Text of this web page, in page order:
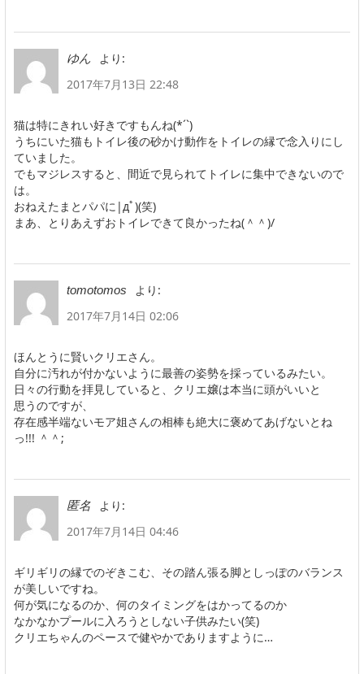
ゆん
より:
2017年7月13日 22:48
猫は特にきれい好きですもんね(*´`)
うちにいた猫もトイレ後の砂かけ動作をトイレの縁で念入りにし
ていました。
でもマジレスすると、間近で見られてトイレに集中できないので
は。
おねえたまとパパに|дﾟ)(笑)
まあ、とりあえずおトイレできて良かったね(＾＾)/
tomotomos
より:
2017年7月14日 02:06
ほんとうに賢いクリエさん。
自分に汚れが付かないように最善の姿勢を採っているみたい。
日々の行動を拝見していると、クリエ嬢は本当に頭がいいと
思うのですが、
存在感半端ないモア姐さんの相棒も絶大に褒めてあげないとね
っ!!! ＾＾;
匿名
より:
2017年7月14日 04:46
ギリギリの縁でのぞきこむ、その踏ん張る脚としっぽのバランス
が美しいですね。
何が気になるのか、何のタイミングをはかってるのか
なかなかプールに入ろうとしない子供みたい(笑)
クリエちゃんのペースで健やかでありますように…